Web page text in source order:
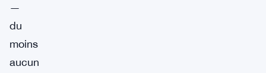
—
du
moins
aucun